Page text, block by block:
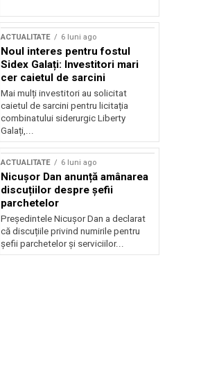
ACTUALITATE 6 luni ago
Noul interes pentru fostul
Sidex Galați: Investitori mari
cer caietul de sarcini
Mai mulți investitori au solicitat
caietul de sarcini pentru licitația
combinatului siderurgic Liberty
Galați,...
ACTUALITATE 6 luni ago
Nicușor Dan anunță amânarea
discuțiilor despre șefii
parchetelor
Președintele Nicușor Dan a declarat
că discuțiile privind numirile pentru
șefii parchetelor și serviciilor...